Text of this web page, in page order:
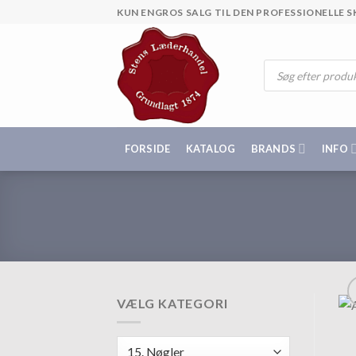
KUN ENGROS SALG TIL DEN PROFESSIONELLE
Products
search
FORSIDE KATALOG BRANDS INFO
VÆLG KATEGORI